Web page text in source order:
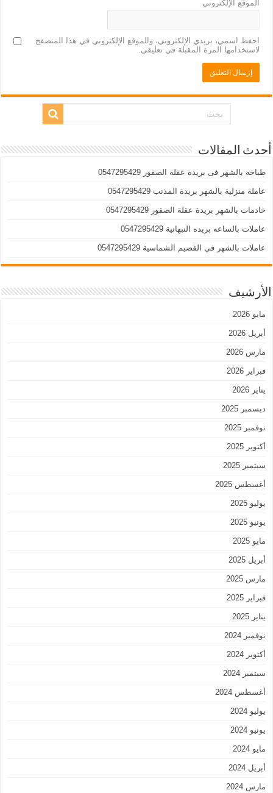
الموقع الإلكتروني
احفظ اسمي، بريدي الإلكتروني، والموقع الإلكتروني في هذا المتصفح
لاستخدامها المرة المقبلة في تعليقي.
أحدث المقالات
طباخه بالشهر فى بريدة عقلة الصقور 0547295429
عاملة منزلية بالشهر بريدة المذنب 0547295429
خادمات بالشهر بريدة عقلة الصقور 0547295429
عاملات بالساعه بريده النبهانية 0547295429
عاملات بالشهر في القصيم الشماسية 0547295429
الأرشيف
مايو 2026
أبريل 2026
مارس 2026
فبراير 2026
يناير 2026
ديسمبر 2025
نوفمبر 2025
أكتوبر 2025
سبتمبر 2025
أغسطس 2025
يوليو 2025
يونيو 2025
مايو 2025
أبريل 2025
مارس 2025
فبراير 2025
يناير 2025
نوفمبر 2024
أكتوبر 2024
سبتمبر 2024
أغسطس 2024
يوليو 2024
يونيو 2024
مايو 2024
أبريل 2024
مارس 2024